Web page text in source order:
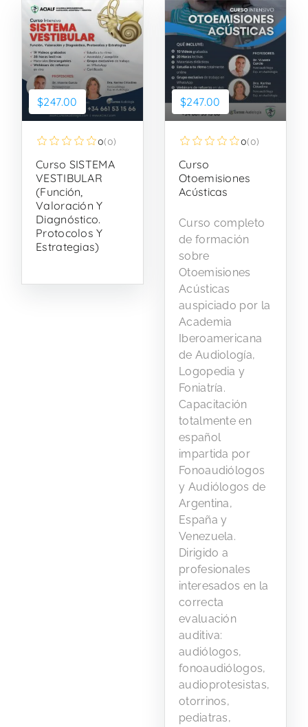
$247.00
0(0)
Curso SISTEMA
VESTIBULAR
(Función,
Valoración Y
Diagnóstico.
Protocolos Y
Estrategias)
$247.00
0(0)
Curso
Otoemisiones
Acústicas
Curso completo
de formación
sobre
Otoemisiones
Acústicas
auspiciado por la
Academia
Iberoamericana
de Audiología,
Logopedia y
Foniatría.
Capacitación
totalmente en
español
impartida por
Fonoaudiólogos
y Audiólogos de
Argentina,
España y
Venezuela.
Dirigido a
profesionales
interesados en la
correcta
evaluación
auditiva:
audiólogos,
fonoaudiólogos,
audioprotesistas,
otorrinos,
pediatras,